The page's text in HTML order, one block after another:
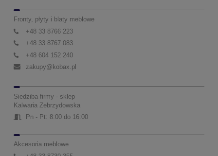
Fronty, płyty i blaty meblowe
+48 33 8766 223
+48 33 8767 083
+48 604 152 240
zakupy@kobax.pl
Siedziba firmy - sklep
Kalwaria Zebrzydowska
Pn - Pt: 8:00 do 16:00
Akcesoria meblowe